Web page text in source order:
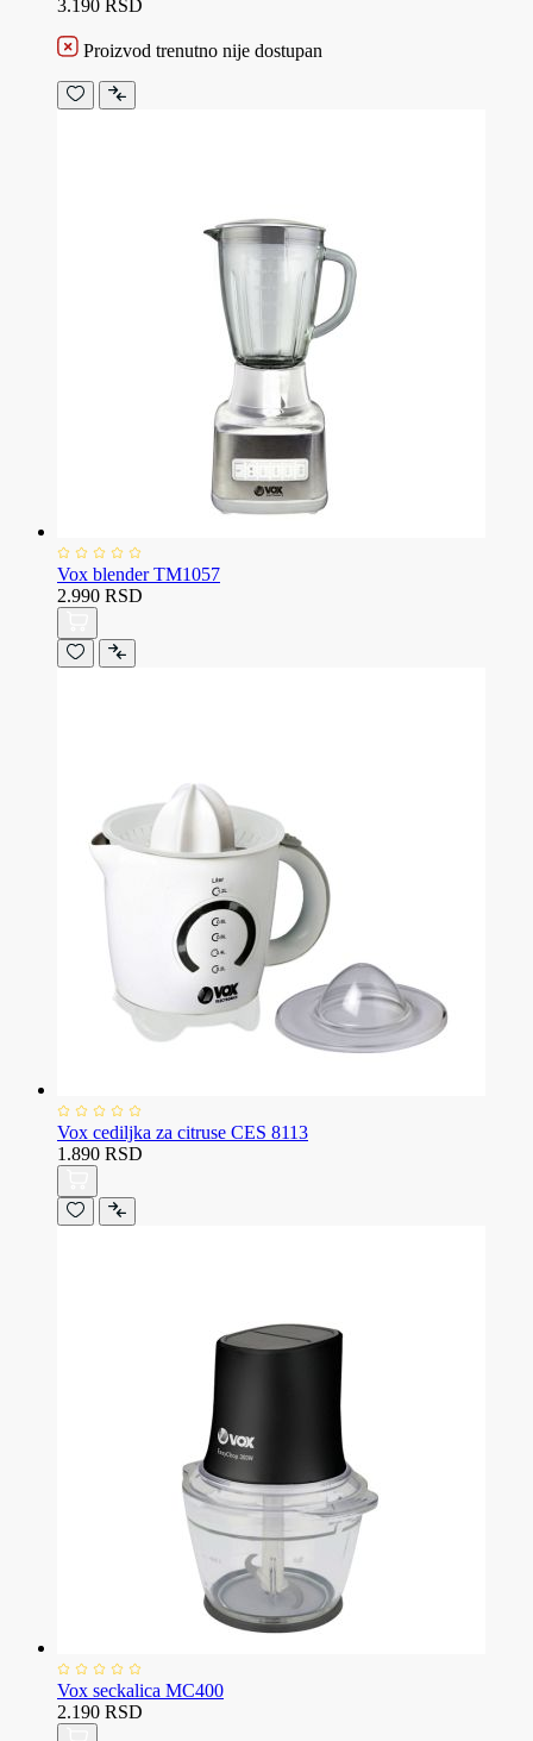
3.190 RSD
Proizvod trenutno nije dostupan
Vox blender TM1057
2.990 RSD
Vox cediljka za citruse CES 8113
1.890 RSD
Vox seckalica MC400
2.190 RSD